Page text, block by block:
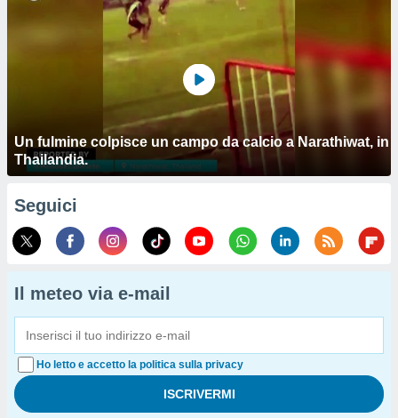
Un fulmine colpisce un campo da calcio a Narathiwat, in
Thailandia.
Seguici
Il meteo via e-mail
Ho letto e accetto la politica sulla privacy